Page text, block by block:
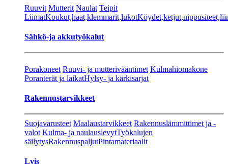
Ruuvit Mutterit Naulat Teipit
LiimatKoukut,haat,klemmarit,lukot
Sähkö-ja akkutyökalut
Porakoneet Ruuvi- ja mutterivääntimet Kulmahiomakone
Poranterät ja laikatHylsy- ja kärkisarjat
Rakennustarvikkeet
Suojavarusteet Maalaustarvikkeet Rakennuslämmittimet ja -
valot Kulma- ja naulauslevytTyökalujen
säilytysRakennuspaljutPintamateriaalit
Lvis